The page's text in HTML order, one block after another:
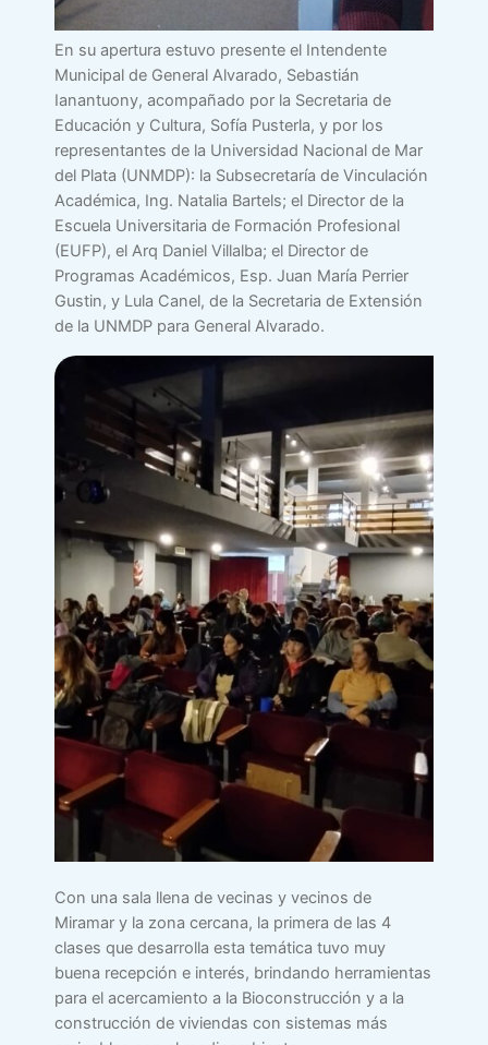
En su apertura estuvo presente el Intendente
Municipal de General Alvarado, Sebastián
Ianantuony, acompañado por la Secretaria de
Educación y Cultura, Sofía Pusterla, y por los
representantes de la Universidad Nacional de Mar
del Plata (UNMDP): la Subsecretaría de Vinculación
Académica, Ing. Natalia Bartels; el Director de la
Escuela Universitaria de Formación Profesional
(EUFP), el Arq Daniel Villalba; el Director de
Programas Académicos, Esp. Juan María Perrier
Gustin, y Lula Canel, de la Secretaria de Extensión
de la UNMDP para General Alvarado.
Con una sala llena de vecinas y vecinos de
Miramar y la zona cercana, la primera de las 4
clases que desarrolla esta temática tuvo muy
buena recepción e interés, brindando herramientas
para el acercamiento a la Bioconstrucción y a la
construcción de viviendas con sistemas más